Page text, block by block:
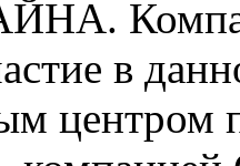
в
центром